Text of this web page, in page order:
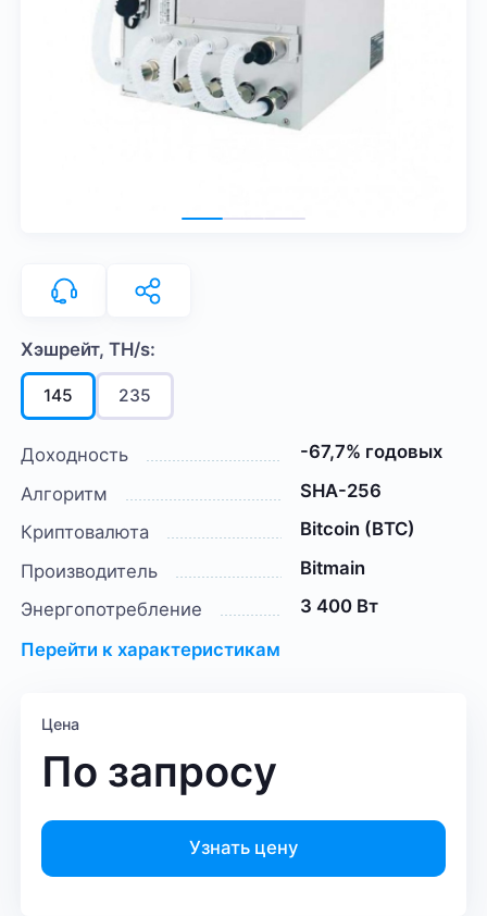
Хэшрейт, TH/s:
145 235
Доходность
-67,7% годовых
Алгоритм
SHA-256
Криптовалюта
Bitcoin (BTC)
Производитель
Bitmain
Энергопотребление
3 400 Вт
Перейти к характеристикам
Цена
По запросу
Узнать цену